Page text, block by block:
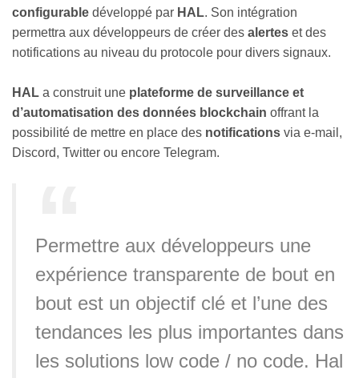
configurable développé par HAL. Son intégration
permettra aux développeurs de créer des alertes et des
notifications au niveau du protocole pour divers signaux.
HAL a construit une plateforme de surveillance et
d’automatisation des données blockchain offrant la
possibilité de mettre en place des notifications via e-mail,
Discord, Twitter ou encore Telegram.
Permettre aux développeurs une
expérience transparente de bout en
bout est un objectif clé et l’une des
tendances les plus importantes dans
les solutions low code / no code. Hal